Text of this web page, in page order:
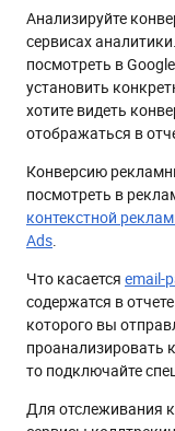
Анализируйте
сервисах
посмотреть в
установить
хотите видеть
отображаться в
Конверсию
посмотреть в
контекстной
Ads.
Что касается email-
содержатся в
которого вы
проанализировать
то подключайте
Для отслеживания